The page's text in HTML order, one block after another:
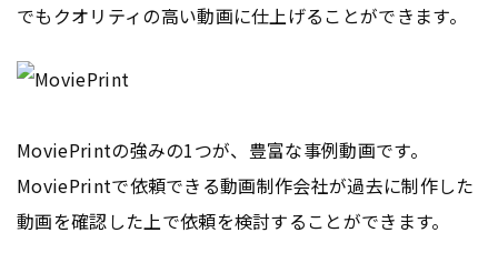
でもクオリティの高い動画に仕上げることができます。
MoviePrintの強みの1つが、豊富な事例動画です。
MoviePrintで依頼できる動画制作会社が過去に制作した
動画を確認した上で依頼を検討することができます。